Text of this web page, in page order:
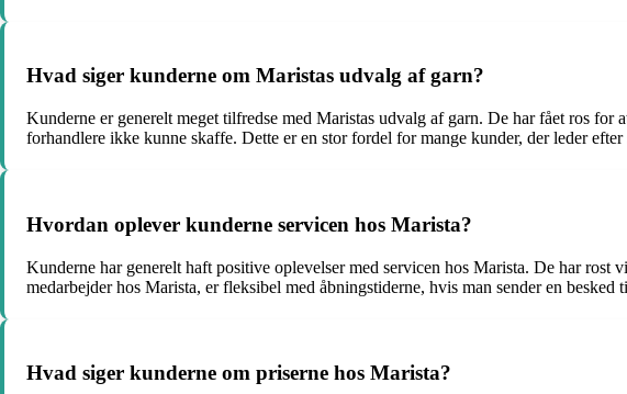
Hvad siger kunderne om Maristas udvalg af garn?
Kunderne er generelt meget tilfredse med Maristas udvalg af garn. De har fået ros
forhandlere ikke kunne skaffe. Dette er en stor fordel for mange kunder, der leder
Hvordan oplever kunderne servicen hos Marista?
Kunderne har generelt haft positive oplevelser med servicen hos Marista. De har
medarbejder hos Marista, er fleksibel med åbningstiderne, hvis man sender en
Hvad siger kunderne om priserne hos Marista?